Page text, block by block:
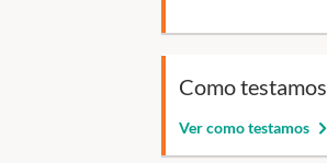
Como testamos
Ver como testamos